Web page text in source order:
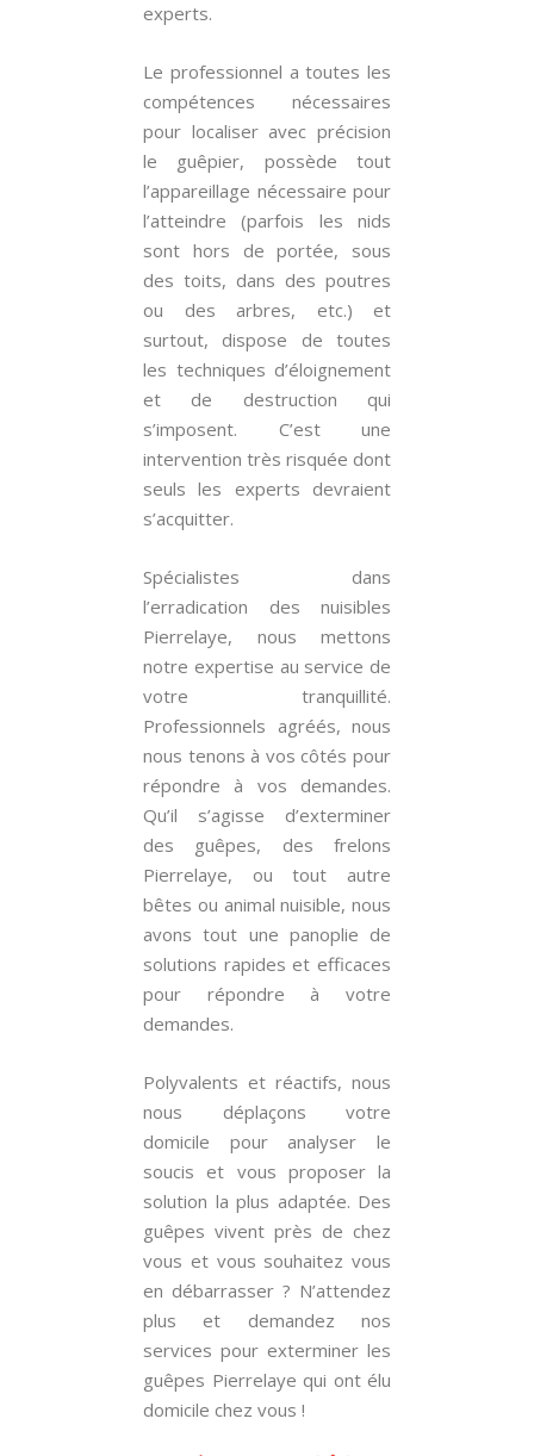
experts.
Le professionnel a toutes les
compétences nécessaires
pour localiser avec précision
le guêpier, possède tout
l’appareillage nécessaire pour
l’atteindre (parfois les nids
sont hors de portée, sous
des toits, dans des poutres
ou des arbres, etc.) et
surtout, dispose de toutes
les techniques d’éloignement
et de destruction qui
s’imposent. C’est une
intervention très risquée dont
seuls les experts devraient
s’acquitter.
Spécialistes dans
l’erradication des nuisibles
Pierrelaye, nous mettons
notre expertise au service de
votre tranquillité.
Professionnels agréés, nous
nous tenons à vos côtés pour
répondre à vos demandes.
Qu’il s’agisse d’exterminer
des guêpes, des frelons
Pierrelaye, ou tout autre
bêtes ou animal nuisible, nous
avons tout une panoplie de
solutions rapides et efficaces
pour répondre à votre
demandes.
Polyvalents et réactifs, nous
nous déplaçons votre
domicile pour analyser le
soucis et vous proposer la
solution la plus adaptée. Des
guêpes vivent près de chez
vous et vous souhaitez vous
en débarrasser ? N’attendez
plus et demandez nos
services pour exterminer les
guêpes Pierrelaye qui ont élu
domicile chez vous !